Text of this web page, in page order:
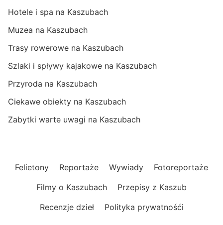
Hotele i spa na Kaszubach
Muzea na Kaszubach
Trasy rowerowe na Kaszubach
Szlaki i spływy kajakowe na Kaszubach
Przyroda na Kaszubach
Ciekawe obiekty na Kaszubach
Zabytki warte uwagi na Kaszubach
Felietony Reportaże Wywiady
Fotoreportaże
Filmy o Kaszubach
Przepisy z Kaszub
Recenzje dzieł
Polityka prywatnośći